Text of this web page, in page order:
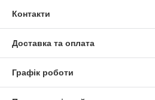
Контакти
Доставка та оплата
Графік роботи